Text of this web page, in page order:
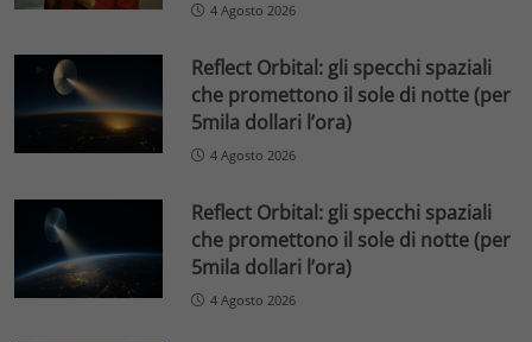
4 Agosto 2026
Reflect Orbital: gli specchi spaziali
che promettono il sole di notte (per
5mila dollari l’ora)
4 Agosto 2026
Reflect Orbital: gli specchi spaziali
che promettono il sole di notte (per
5mila dollari l’ora)
4 Agosto 2026